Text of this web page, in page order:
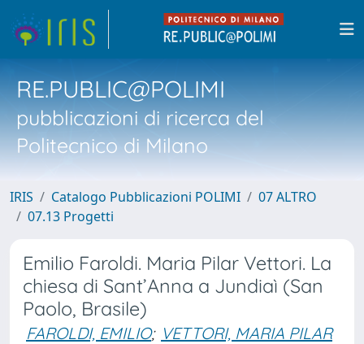
RE.PUBLIC@POLIMI
pubblicazioni di ricerca del
Politecnico di Milano
IRIS Catalogo Pubblicazioni POLIMI
07 ALTRO
07.13 Progetti
Emilio Faroldi. Maria Pilar Vettori. La
chiesa di Sant’Anna a Jundiaì (San
Paolo, Brasile)
FAROLDI, EMILIO; VETTORI, MARIA PILAR